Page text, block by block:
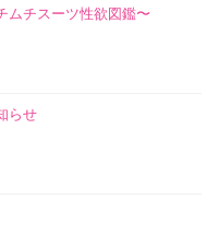
ムチスーツ性欲図鑑〜
らせ